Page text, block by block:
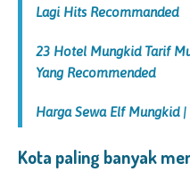
Lagi Hits Recommanded
23 Hotel Mungkid Tarif
Yang Recommended
Harga Sewa Elf Mungkid
Kota paling banyak